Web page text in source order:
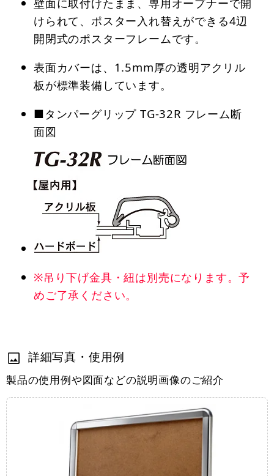
けられて、ポスター入れ替えができる4辺
開閉式のポスターフレームです。
表面カバーは、1.5mm厚の透明アクリル
板が標準装備しています。
■タンパーグリップ TG-32R フレーム断
面図
※吊り下げ金具・紐は別売になります。予
めご了承ください。
詳細写真・使用例
製品の使用例や図面などの説明画像のご紹介